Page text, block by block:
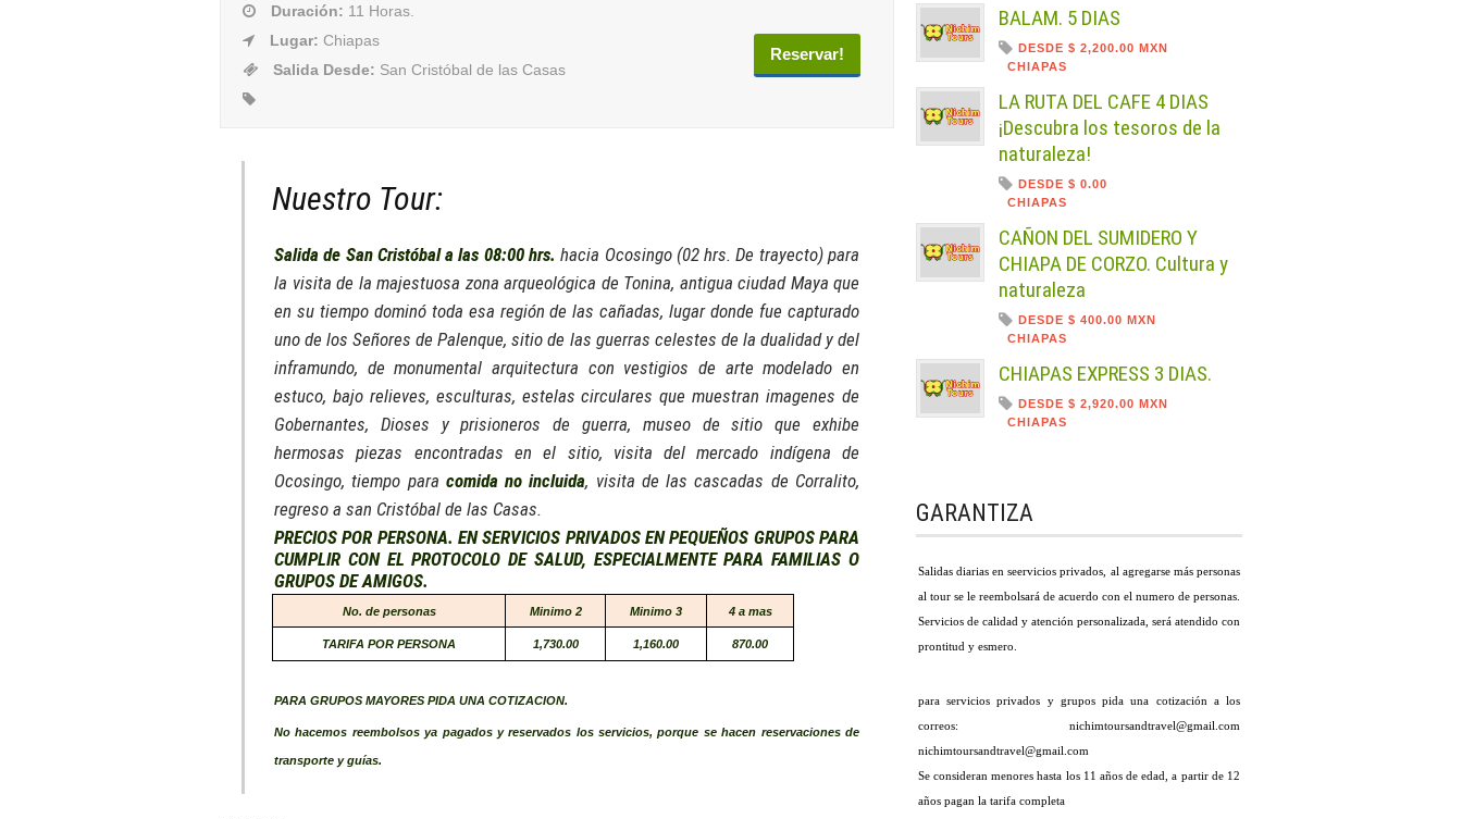
Duración: 11 Horas.
Lugar: Chiapas
Salida Desde: San Cristóbal de las Casas
Reservar!
Nuestro Tour:
Salida de San Cristóbal a las 08:00 hrs. hacia Ocosingo (02 hrs. De trayecto) para
la visita de la majestuosa zona arqueológica de Tonina, antigua ciudad Maya que
en su tiempo dominó toda esa región de las cañadas, lugar donde fue capturado
uno de los Señores de Palenque, sitio de las guerras celestes de la dualidad y del
inframundo, de monumental arquitectura con vestigios de arte modelado en
estuco, bajo relieves, esculturas, estelas circulares que muestran imagenes de
Gobernantes, Dioses y prisioneros de guerra, museo de sitio que exhibe
hermosas piezas encontradas en el sitio, visita del mercado indígena de
Ocosingo, tiempo para comida no incluida, visita de las cascadas de Corralito,
regreso a san Cristóbal de las Casas.
PRECIOS POR PERSONA. EN SERVICIOS PRIVADOS EN PEQUEÑOS GRUPOS PARA
CUMPLIR CON EL PROTOCOLO DE SALUD, ESPECIALMENTE PARA FAMILIAS O
GRUPOS DE AMIGOS.
No. de personas Minimo 2 Minimo 3 4 a mas
TARIFA POR PERSONA 1,730.00 1,160.00 870.00
PARA GRUPOS MAYORES PIDA UNA COTIZACION.
No hacemos reembolsos ya pagados y reservados los servicios, porque se hacen reservaciones de
transporte y guías.
BALAM. 5 DIAS
DESDE $ 2,200.00 MXN
CHIAPAS
LA RUTA DEL CAFE 4 DIAS
¡Descubra los tesoros de la
naturaleza!
DESDE $ 0.00
CHIAPAS
CAÑON DEL SUMIDERO Y
CHIAPA DE CORZO. Cultura y
naturaleza
DESDE $ 400.00 MXN
CHIAPAS
CHIAPAS EXPRESS 3 DIAS.
DESDE $ 2,920.00 MXN
CHIAPAS
GARANTIZA
Salidas diarias en seervicios privados, al agregarse más personas
al tour se le reembolsará de acuerdo con el numero de personas.
Servicios de calidad y atención personalizada, será atendido con
prontitud y esmero.
para servicios privados y grupos pida una cotización a los
correos: nichimtoursandtravel@gmail.com
nichimtoursandtravel@gmail.com
Se consideran menores hasta los 11 años de edad, a partir de 12
años pagan la tarifa completa